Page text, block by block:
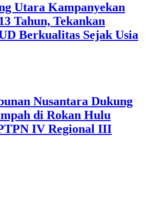
Utara Kampanyekan
Tahun, Tekankan
Berkualitas Sejak Usia
Nusantara Dukung
di Rokan Hulu
IV Regional III